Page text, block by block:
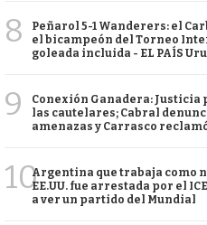
8
Peñarol 5-1 Wanderers: el
el bicampeón del Torneo
goleada incluida - EL PAÍS
9
Conexión Ganadera: Justicia
las cautelares; Cabral
amenazas y Carrasco
10Argentina que trabaja como
EE.UU. fue arrestada por el
a ver un partido del Mundial